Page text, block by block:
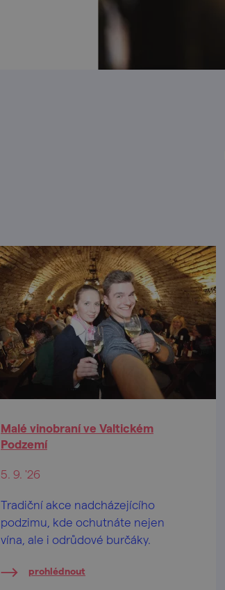
Malé vinobraní ve Valtickém
Podzemí
5. 9. '26
Tradiční akce nadcházejícího
podzimu, kde ochutnáte nejen
vína, ale i odrůdové burčáky.
prohlédnout